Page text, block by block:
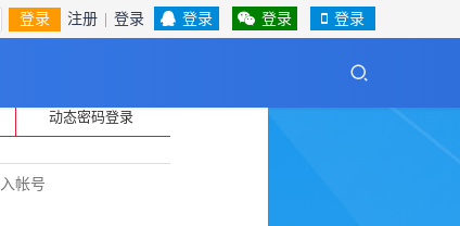
登录 注册 登录 登录 登录 登录
动态密码登录